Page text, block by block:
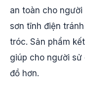
an toàn cho
sơn tĩnh điện
tróc. Sản phẩm
giúp cho người
đồ hơn.